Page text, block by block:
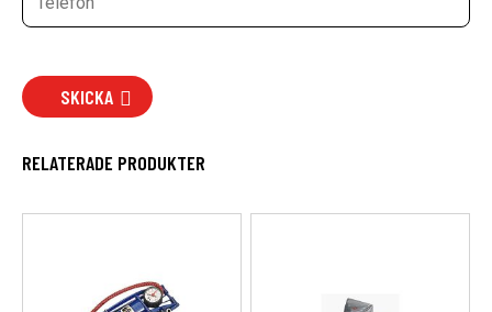
SKICKA
RELATERADE PRODUKTER